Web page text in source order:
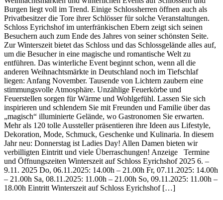
Burgen liegt voll im Trend. Einige Schlossherren öffnen auch als
Privatbesitzer die Tore ihrer Schlösser für solche Veranstaltungen.
Schloss Eyrichshof im unterfränkischen Ebern zeigt sich seinen
Besuchern auch zum Ende des Jahres von seiner schönsten Seite.
Zur Winterszeit bietet das Schloss und das Schlossgelände alles auf,
um die Besucher in eine magische und romantische Welt zu
entführen. Das winterliche Event beginnt schon, wenn all die
anderen Weihnachtsmärkte in Deutschland noch im Tiefschlaf
liegen: Anfang November. Tausende von Lichtern zaubern eine
stimmungsvolle Atmosphäre. Unzählige Feuerkörbe und
Feuerstellen sorgen für Wärme und Wohlgefühl. Lassen Sie sich
inspirieren und schlendern Sie mit Freunden und Familie über das
„magisch“ illuminierte Gelände, wo Gastronomen Sie erwarten.
Mehr als 120 tolle Aussteller präsentieren ihre Ideen aus Lifestyle,
Dekoration, Mode, Schmuck, Geschenke und Kulinaria. In diesem
Jahr neu: Donnerstag ist Ladies Day! Allen Damen bieten wir
verbilligten Eintritt und viele Überraschungen! Anzeige Termine
und Öffnungszeiten Winterszeit auf Schloss Eyrichshof 2025 6. –
9.11. 2025 Do, 06.11.2025: 14.00h – 21.00h Fr, 07.11.2025: 14.00h
– 21.00h Sa, 08.11.2025: 11.00h – 21.00h So, 09.11.2025: 11.00h –
18.00h Eintritt Winterszeit auf Schloss Eyrichshof […]